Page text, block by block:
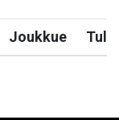
Joukkue